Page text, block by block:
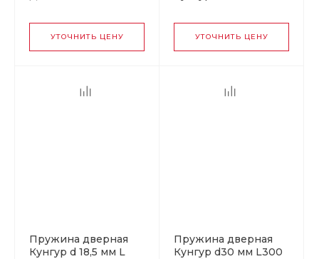
УТОЧНИТЬ ЦЕНУ УТОЧНИТЬ ЦЕНУ
Пружина дверная
Кунгур d 18,5 мм L
Пружина дверная
Кунгур d30 мм L300